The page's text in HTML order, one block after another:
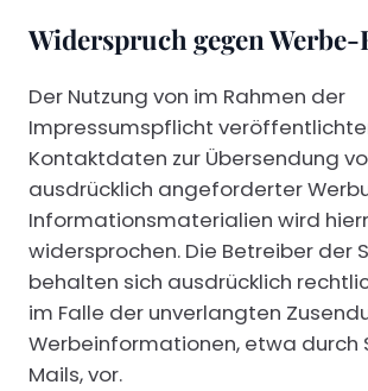
Widerspruch gegen
Der Nutzung von im Rahmen der
Impressumspflicht
Kontaktdaten zur Übersendung
ausdrücklich angeforderter
Informationsmaterialien wird
widersprochen. Die Betreiber der
behalten sich ausdrücklich
im Falle der unverlangten
Werbeinformationen, etwa durch
Mails, vor.